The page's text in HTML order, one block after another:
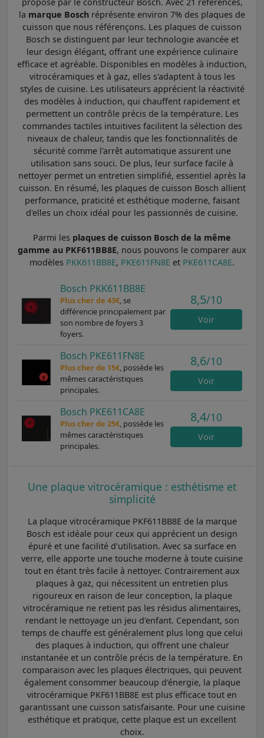
la marque Bosch réprésente environ 7% des plaques de
cuisson que nous référençons. Les plaques de cuisson
Bosch se distinguent par leur technologie avancée et
leur design élégant, offrant une expérience culinaire
efficace et agréable. Disponibles en modèles à induction,
vitrocéramiques et à gaz, elles s'adaptent à tous les
styles de cuisine. Les utilisateurs apprécient la réactivité
des modèles à induction, qui chauffent rapidement et
permettent un contrôle précis de la température. Les
commandes tactiles intuitives facilitent la sélection des
niveaux de chaleur, tandis que les fonctionnalités de
sécurité comme l'arrêt automatique assurent une
utilisation sans souci. De plus, leur surface facile à
nettoyer permet un entretien simplifié, essentiel après la
cuisson. En résumé, les plaques de cuisson Bosch allient
performance, praticité et esthétique moderne, faisant
d'elles un choix idéal pour les passionnés de cuisine.
Parmi les plaques de cuisson Bosch de la même
gamme au PKF611BB8E, nous pouvons le comparer aux
modèles PKK611BB8E, PKE611FN8E et PKE611CA8E.
Bosch PKK611BB8E
Plus cher de 43€, se
différencie principalement par
son nombre de foyers 3
foyers.
8,5/10
Voir
Bosch PKE611FN8E
Plus cher de 15€, possède les
mêmes caractéristiques
principales.
8,6/10
Voir
Bosch PKE611CA8E
Plus cher de 25€, possède les
mêmes caractéristiques
principales.
8,4/10
Voir
Une plaque vitrocéramique : esthétisme et
simplicité
La plaque vitrocéramique PKF611BB8E de la marque
Bosch est idéale pour ceux qui apprécient un design
épuré et une facilité d'utilisation. Avec sa surface en
verre, elle apporte une touche moderne à toute cuisine
tout en étant très facile à nettoyer. Contrairement aux
plaques à gaz, qui nécessitent un entretien plus
rigoureux en raison de leur conception, la plaque
vitrocéramique ne retient pas les résidus alimentaires,
rendant le nettoyage un jeu d'enfant. Cependant, son
temps de chauffe est généralement plus long que celui
des plaques à induction, qui offrent une chaleur
instantanée et un contrôle précis de la température. En
comparaison avec les plaques électriques, qui peuvent
également consommer beaucoup d'énergie, la plaque
vitrocéramique PKF611BB8E est plus efficace tout en
garantissant une cuisson satisfaisante. Pour une cuisine
esthétique et pratique, cette plaque est un excellent
choix.